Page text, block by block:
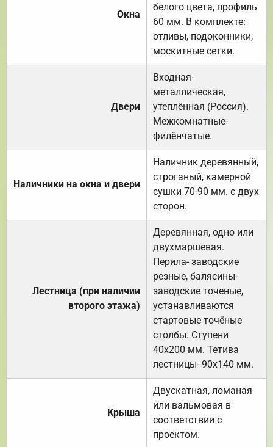
Окна
белого цвета, профиль
60 мм. В комплекте:
отливы, подоконники,
москитные сетки.
Двери
Входная-
металлическая,
утеплённая (Россия).
Межкомнатные-
филёнчатые.
Наличники на окна и двери
Наличник деревянный,
строганый, камерной
сушки 70-90 мм. с двух
сторон.
Лестница (при наличии
второго этажа)
Деревянная, одно или
двухмаршевая.
Перила- заводские
резные, балясины-
заводские точеные,
устанавливаются
стартовые точёные
столбы. Ступени
40х200 мм. Тетива
лестницы- 90х140 мм.
Крыша
Двускатная, ломаная
или вальмовая в
соответствии с
проектом.